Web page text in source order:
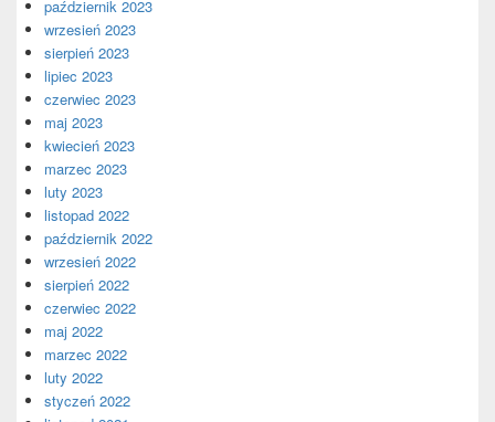
październik 2023
wrzesień 2023
sierpień 2023
lipiec 2023
czerwiec 2023
maj 2023
kwiecień 2023
marzec 2023
luty 2023
listopad 2022
październik 2022
wrzesień 2022
sierpień 2022
czerwiec 2022
maj 2022
marzec 2022
luty 2022
styczeń 2022